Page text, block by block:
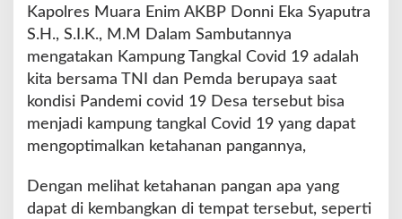
u
s
Kapolres Muara Enim AKBP Donni Eka Syaputra
S.H., S.I.K., M.M Dalam Sambutannya
mengatakan Kampung Tangkal Covid 19 adalah
kita bersama TNI dan Pemda berupaya saat
kondisi Pandemi covid 19 Desa tersebut bisa
menjadi kampung tangkal Covid 19 yang dapat
mengoptimalkan ketahanan pangannya,
Dengan melihat ketahanan pangan apa yang
dapat di kembangkan di tempat tersebut, seperti